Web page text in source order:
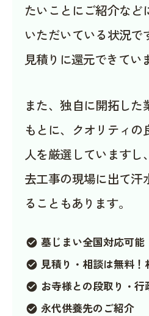
たいことにご紹介など
いただいている状況で
見積りに還元できてい
また、独自に開拓し
もとに、クオリティの
人を厳選していますし
去工事の現場に出て汗
ることもあります。
check_circle 墓じまい全国対応可能
check_circle 見積り・相談は無料
check_circle お寺様との段取り・
check_circle 永代供養先のご紹介